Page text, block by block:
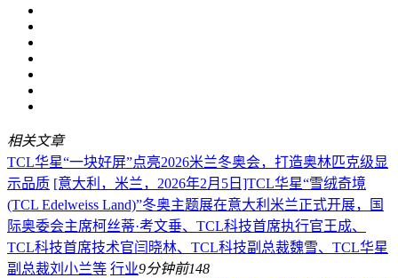
相关文章
TCL华星“一块好屏”点亮2026米兰冬奥会，打造奥林匹克级显
示品质 [意大利，米兰，2026年2月5日]TCL华星“雪绒奇境
(TCL Edelweiss Land)”冬奥主题展在意大利米兰正式开展，国
际奥委会主席柯丝蒂·考文垂、TCL科技首席执行官王成、
TCL科技首席技术官闫晓林、TCL科技副总裁魏雪、TCL华星
副总裁刘小兰等 行业9分钟前148